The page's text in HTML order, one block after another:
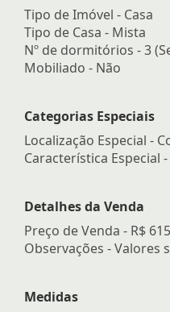
Tipo de Imóvel - Casa
Tipo de Casa - Mista
Nº de dormitórios - 3
Mobiliado - Não
Categorias Especiais
Localização Especial -
Característica Especial -
Detalhes da Venda
Preço de Venda - R$
Observações - Valores
Medidas